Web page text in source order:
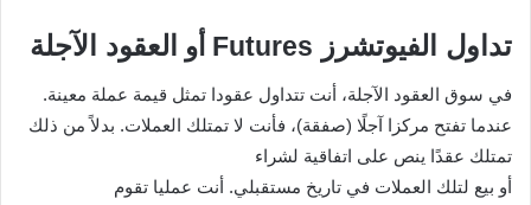
تداول الفيوتشرز Futures أو العقود الآجلة
في سوق العقود الآجلة، أنت تتداول عقودا تمثل قيمة عملة معينة.
عندما تفتح مركزا آجلًا (صفقة)، فأنت لا تمتلك العملات. بدلاً من ذلك
تمتلك عقدًا ينص على اتفاقية لشراء
أو بيع لتلك العملات في تاريخ مستقبلي. أنت عمليا تقوم